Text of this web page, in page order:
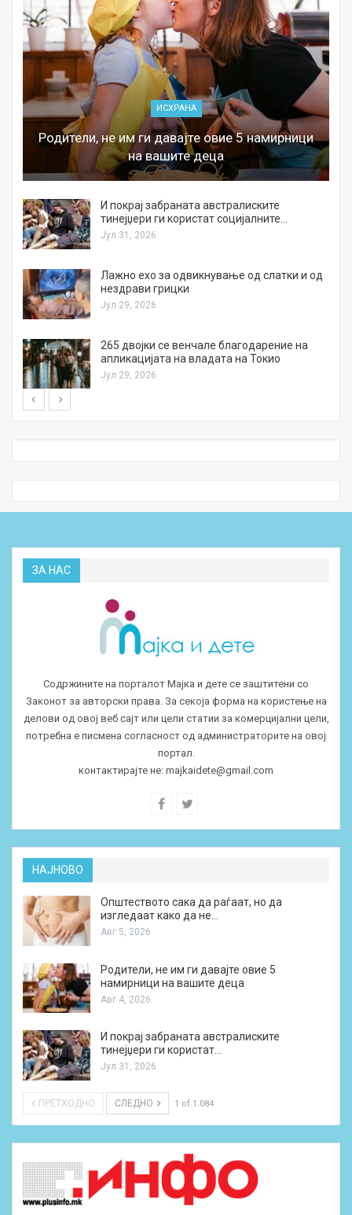
ИСХРАНА
Родители, не им ги давајте овие 5 намирници
на вашите деца
И покрај забраната австралиските
тинејџери ги користат социјалните…
Јул 31, 2026
Лажно ехо за одвикнување од слатки и од
нездрави грицки
Јул 29, 2026
265 двојки се венчале благодарение на
апликацијата на владата на Токио
Јул 29, 2026
ЗА НАС
Содржините на порталот Мајка и дете се заштитени со
Законот за авторски права. За секоја форма на користење на
делови од овој веб сајт или цели статии за комерцијални цели,
потребна е писмена согласност од администраторите на овој
портал.
контактирајте не: majkaidete@gmail.com
НАЈНОВО
Општеството сака да раѓаат, но да
изгледаат како да не…
Авг 5, 2026
Родители, не им ги давајте овие 5
намирници на вашите деца
Авг 4, 2026
И покрај забраната австралиските
тинејџери ги користат…
Јул 31, 2026
ПРЕТХОДНО СЛЕДНО 1 of 1.084